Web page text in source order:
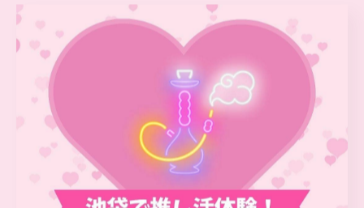
人時間などさまざまなシーンに適しています。レビュー
では「非日常感が味わえる」「写真映えする」といった
声が多く、リピーターの多さも特徴です。
ただし、人気店は混雑しやすいため、事前予約や混雑時
間帯の確認が必須です。初めて訪れる場合は、口コミや
公式情報を参考に、自分の目的に合ったおしゃれ空間を
選ぶのが満足度アップのコツです。